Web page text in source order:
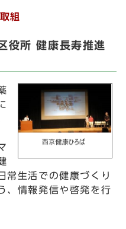
組
所 健康長寿推進
常生活での健康づくり
、情報発信や啓発を行